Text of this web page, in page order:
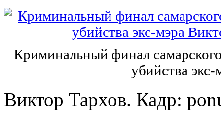
Криминальный финал
убийства
Виктор Тархов. Кадр: